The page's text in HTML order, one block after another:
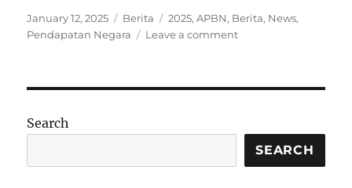
Posted
on
January 12, 2025 Categories
Berita Tags
2025,APBN, Berita, News,
Pendapatan Negara
Leave a commenton
Pendapatan
Negara
Tembus
Search
SEARCH